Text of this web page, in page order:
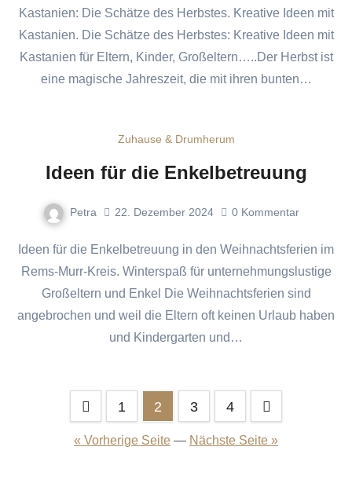
Kastanien: Die Schätze des Herbstes. Kreative Ideen mit
Kastanien. Die Schätze des Herbstes: Kreative Ideen mit
Kastanien für Eltern, Kinder, Großeltern…..Der Herbst ist
eine magische Jahreszeit, die mit ihren bunten…
Zuhause & Drumherum
Ideen für die Enkelbetreuung
Petra 22. Dezember 2024 0 Kommentar
Rems-Murr-Kreis. Winterspaß für unternehmungslustige
Großeltern und Enkel Die Weihnachtsferien sind
angebrochen und weil die Eltern oft keinen Urlaub haben
und Kindergarten und…
Seitennummerierung
1 2 3 4
« Vorherige Seite — Nächste Seite »